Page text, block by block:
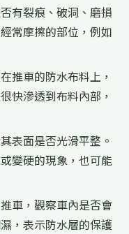
有裂痕、破洞、磨損
常摩擦的部位，例如
推車的防水布料上，
快滲透到布料內部，
表面是否光滑平整。
變硬的現象，也可能
車，觀察車內是否會
，表示防水層的保護